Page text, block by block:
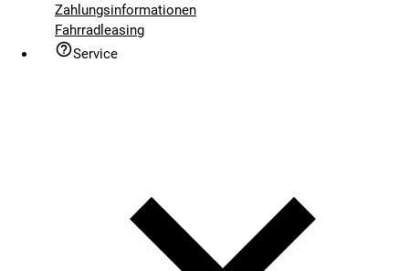
Zahlungsinformationen
Fahrradleasing
Service